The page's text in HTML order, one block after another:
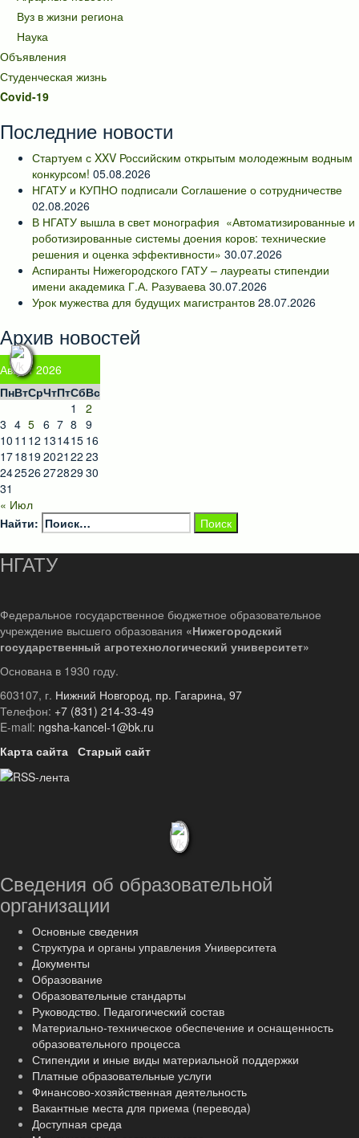
Вуз в жизни региона
Наука
Объявления
Студенческая жизнь
Covid-19
Последние новости
Стартуем с XXV Российским открытым молодежным водным
конкурсом! 05.08.2026
НГАТУ и КУПНО подписали Соглашение о сотрудничестве
02.08.2026
В НГАТУ вышла в свет монография «Автоматизированные и
роботизированные системы доения коров: технические
решения и оценка эффективности» 30.07.2026
Аспиранты Нижегородского ГАТУ – лауреаты стипендии
имени академика Г.А. Разуваева 30.07.2026
Урок мужества для будущих магистрантов 28.07.2026
Архив новостей
Август 2026
ПнВтСрЧтПтСбВс
1
2
3 4 5 6 7 8 9
10 11 12 131415 16
171819 2021 22 23
242526 272829 30
31
« Июл
Найти:
НГАТУ
Федеральное государственное бюджетное образовательное
учреждение высшего образования «Нижегородский
государственный агротехнологический университет»
Основана в 1930 году.
603107, г. Нижний Новгород, пр. Гагарина, 97
Телефон: +7 (831) 214-33-49
E-mail: ngsha-kancel-1@bk.ru
Карта сайта Старый сайт
Сведения об образовательной
организации
Основные сведения
Структура и органы управления Университета
Документы
Образование
Образовательные стандарты
Руководство. Педагогический состав
Материально-техническое обеспечение и оснащенность
образовательного процесса
Стипендии и иные виды материальной поддержки
Платные образовательные услуги
Финансово-хозяйственная деятельность
Вакантные места для приема (перевода)
Доступная среда